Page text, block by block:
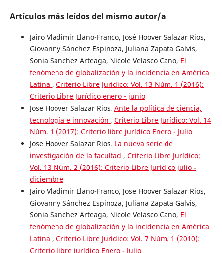
Artículos más leídos del mismo autor/a
Jairo Vladimir Llano-Franco, José Hoover Salazar Rios,
Giovanny Sánchez Espinoza, Juliana Zapata Galvis,
Sonia Sánchez Arteaga, Nicole Velasco Cano, El
fenómeno de globalización y la incidencia en América
Latina , Criterio Libre Jurídico: Vol. 13 Núm. 1 (2016):
Criterio Libre Jurídico enero - junio
Jose Hoover Salazar Rios, Ante la política de ciencia,
tecnología e innovación , Criterio Libre Jurídico: Vol. 14
Núm. 1 (2017): Criterio libre jurídico Enero - Julio
Jose Hoover Salazar Rios, La nueva serie de
investigación de la facultad , Criterio Libre Jurídico:
Vol. 13 Núm. 2 (2016): Criterio Libre Jurídico julio -
diciembre
Jairo Vladimir Llano-Franco, Jose Hoover Salazar Rios,
Giovanny Sánchez Espinoza, Juliana Zapata Galvis,
Sonia Sánchez Arteaga, Nicole Velasco Cano, El
fenómeno de globalización y la incidencia en América
Latina , Criterio Libre Jurídico: Vol. 7 Núm. 1 (2010):
Criterio libre jurídico Enero - Julio